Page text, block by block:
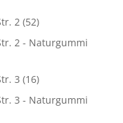
2 (52)
2 - Naturgummi
3 (16)
3 - Naturgummi